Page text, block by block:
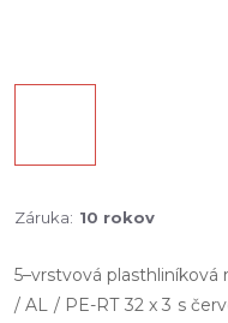
Záruka: 10 rokov
5–vrstvová plasthliníková
/ AL / PE-RT 32 x 3 s